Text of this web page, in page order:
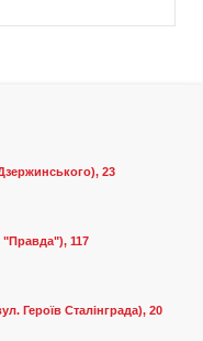
23
"Правда"), 117
Героїв Сталінграда), 20